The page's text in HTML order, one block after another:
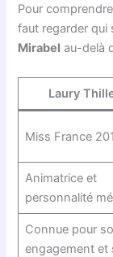
Pour
faut regarder qui
Mirabel au-delà
Laury
Miss France
Animatrice et
personnalité
Connue pour
engagement et